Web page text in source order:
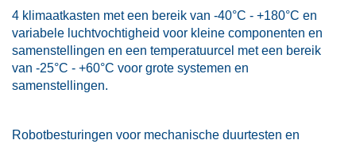
4 klimaatkasten met een bereik van -40°C - +180°C en
variabele luchtvochtigheid voor kleine componenten en
samenstellingen en een temperatuurcel met een bereik
van -25°C - +60°C voor grote systemen en
samenstellingen.
Robotbesturingen voor mechanische duurtesten en